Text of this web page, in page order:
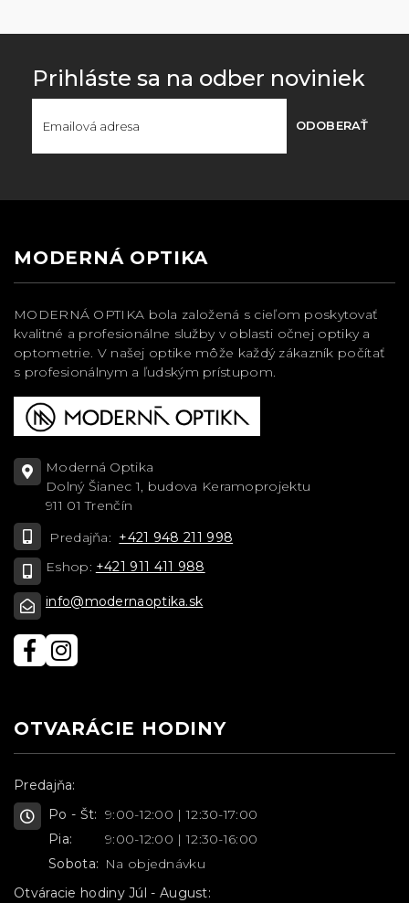
Prihláste sa na odber noviniek
ODOBERAŤ
MODERNÁ OPTIKA
MODERNÁ OPTIKA bola založená s cieľom poskytovať
kvalitné a profesionálne služby v oblasti očnej optiky a
optometrie. V našej optike môže každý zákazník počítať
s profesionálnym a ľudským prístupom.
Moderná Optika
Dolný Šianec 1, budova Keramoprojektu
911 01 Trenčín
Predajňa: +421 948 211 998
Eshop: +421 911 411 988
info@modernaoptika.sk
OTVARÁCIE HODINY
Predajňa:
Po - Št: 9:00-12:00 | 12:30-17:00
Pia:
9:00-12:00 | 12:30-16:00
Sobota: Na objednávku
Otváracie hodiny Júl - August: